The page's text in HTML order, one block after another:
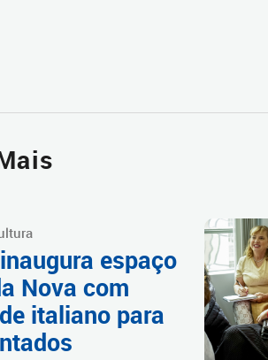
espaço
Nova com
italiano para